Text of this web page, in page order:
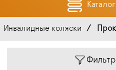
Инвалидные коляски